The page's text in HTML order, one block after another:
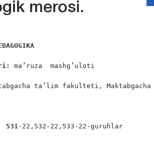
merosi.
ma’ruza  mashg’uloti
ta’lim fakulteti,
531-22,532-22,533-22-guruhlar